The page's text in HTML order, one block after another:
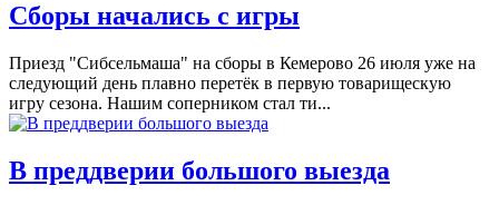
Сборы начались с игры
Приезд "Сибсельмаша" на сборы в Кемерово 26 июля уже на
следующий день плавно перетёк в первую товарищескую
игру сезона. Нашим соперником стал ти...
В преддверии большого выезда